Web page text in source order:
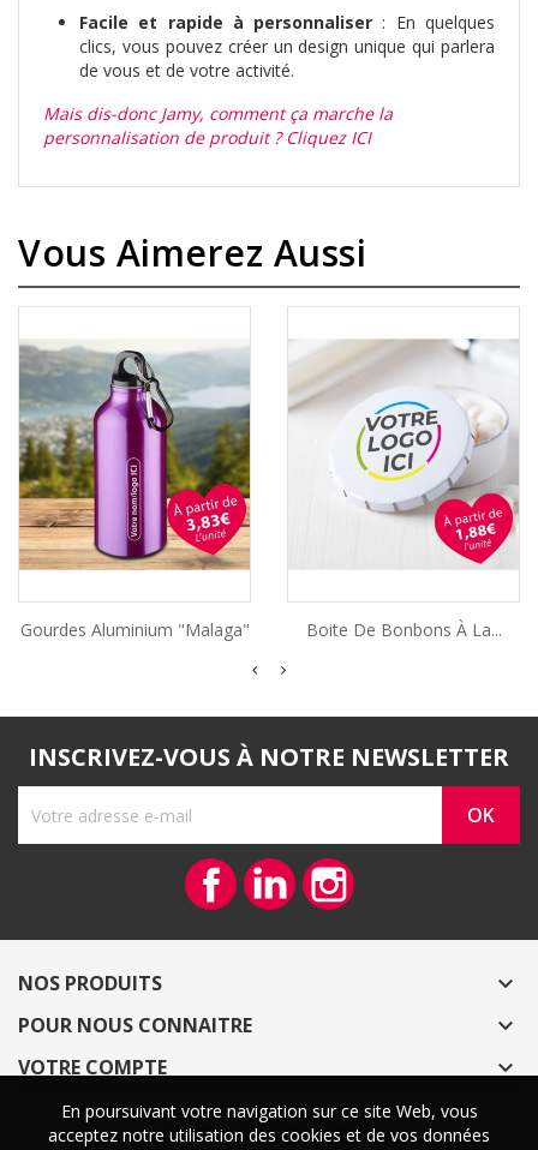
En poursuivant votre navigation sur ce site Web, vous
acceptez notre utilisation des cookies et de vos données
Facile et rapide à personnaliser : En quelques
clics, vous pouvez créer un design unique qui parlera
de vous et de votre activité.
Mais dis-donc Jamy, comment ça marche la
personnalisation de produit ? Cliquez ICI
Vous Aimerez Aussi
Gourdes Aluminium "Malaga" Boite De Bonbons À La...
INSCRIVEZ-VOUS À NOTRE NEWSLETTER
FacebookVimeo
NOS PRODUITS 
POUR NOUS CONNAITRE 
VOTRE COMPTE 
En poursuivant votre navigation sur ce site Web, vous
acceptez notre utilisation des cookies et de vos données
© 2026 - CoeurArtisans.fr